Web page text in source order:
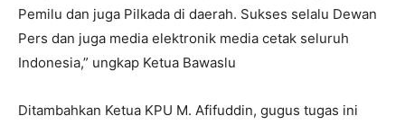
Pemilu dan juga Pilkada di daerah. Sukses selalu Dewan
Pers dan juga media elektronik media cetak seluruh
Indonesia,” ungkap Ketua Bawaslu
Ditambahkan Ketua KPU M. Afifuddin, gugus tugas ini